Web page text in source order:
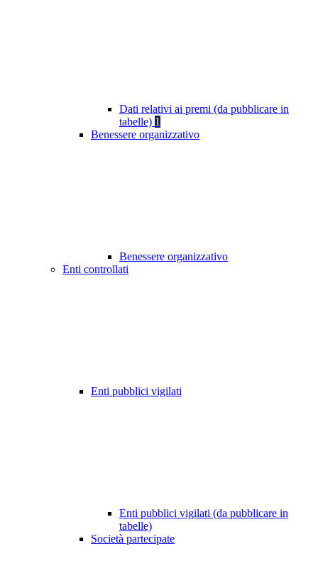
Dati relativi ai premi (da pubblicare in
tabelle) 1
Benessere organizzativo
Benessere organizzativo
Enti controllati
Enti pubblici vigilati
Enti pubblici vigilati (da pubblicare in
tabelle)
Società partecipate